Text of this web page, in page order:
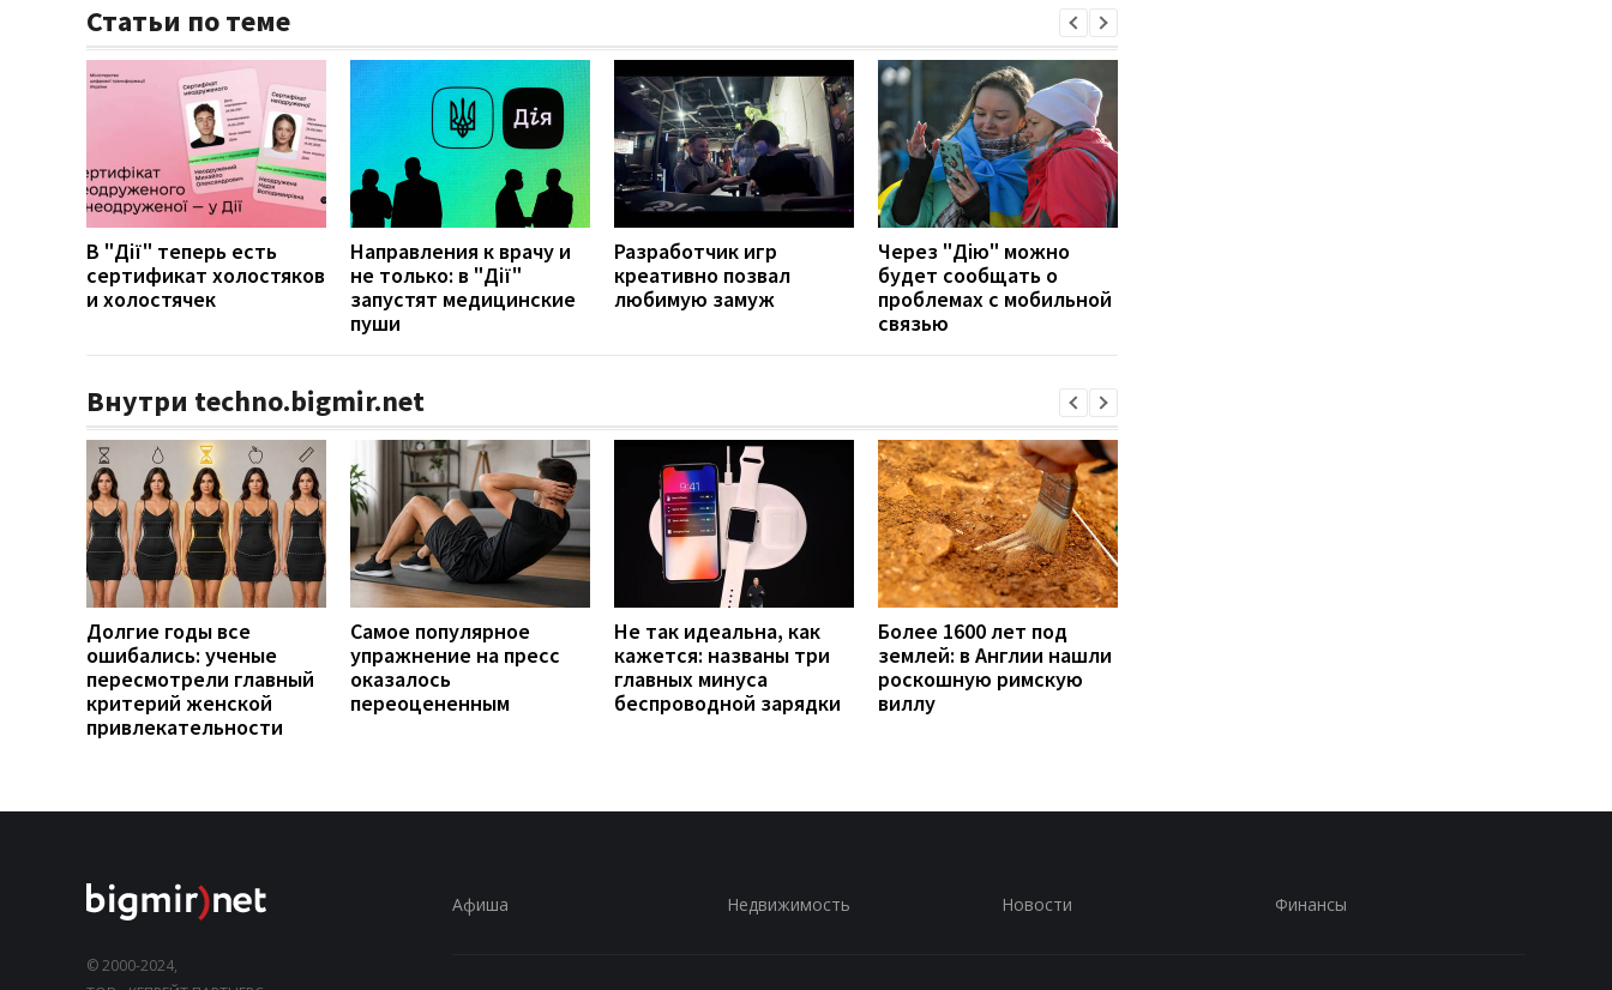
Статьи по теме
В "Дії" теперь есть
сертификат холостяков
и холостячек
Направления к врачу и
не только: в "Дії"
запустят медицинские
пуши
Разработчик игр
креативно позвал
любимую замуж
Через "Дію" можно
будет сообщать о
проблемах с мобильной
связью
Внутри techno.bigmir.net
Долгие годы все
ошибались: ученые
пересмотрели главный
критерий женской
привлекательности
Самое популярное
упражнение на пресс
оказалось
переоцененным
Не так идеальна, как
кажется: названы три
главных минуса
беспроводной зарядки
Более 1600 лет под
землей: в Англии нашли
роскошную римскую
виллу
© 2000-2024,
Афиша Недвижимость Новости Финансы